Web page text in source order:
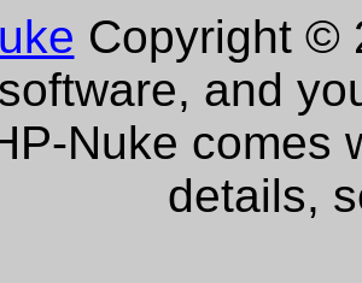
Copyright ©
and
Nuke comes
details,